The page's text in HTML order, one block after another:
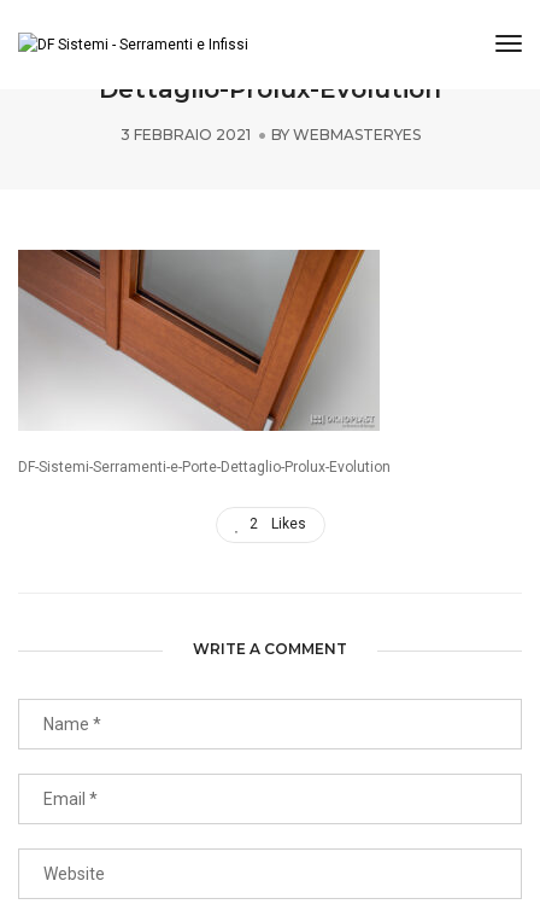
DF-Sistemi-Serramenti-e-Porte-
Dettaglio-Prolux-Evolution
3 FEBBRAIO 2021 BY WEBMASTERYES
DF-Sistemi-Serramenti-e-Porte-Dettaglio-Prolux-Evolution
2 Likes
WRITE A COMMENT